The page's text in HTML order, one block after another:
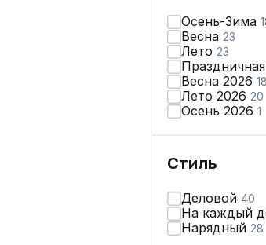
Осень-Зима
Весна 23
Лето 23
Праздничная
Весна 2026 18
Лето 2026 20
Осень 2026 1
Стиль
Деловой 40
На каждый
Нарядный 28